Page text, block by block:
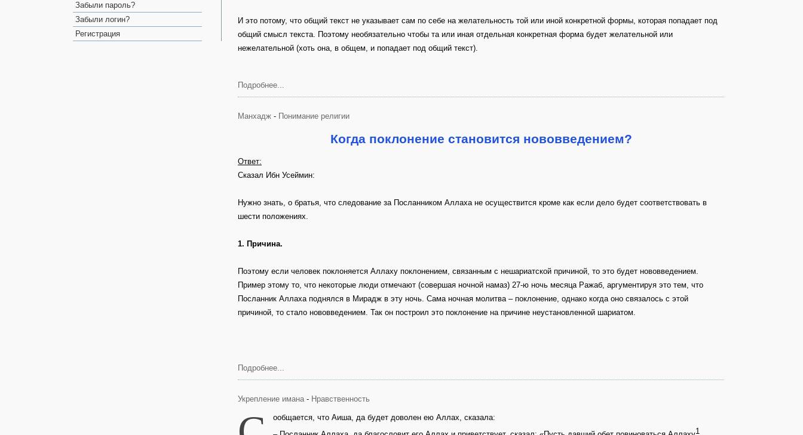
Забыли пароль?
Забыли логин?
Регистрация
И это потому, что общий текст не указывает сам по себе на желательность той или иной конкретной формы, которая попадает под
общий смысл текста. Поэтому необязательно чтобы та или иная отдельная конкретная форма будет желательной или
нежелательной (хоть она, в общем, и попадает под общий текст).
Подробнее...
Манхадж - Понимание религии
Когда поклонение становится нововведением?
Ответ:
Сказал Ибн Усеймин:
Нужно знать, о братья, что следование за Посланником Аллаха не осуществится кроме как если дело будет соответствовать в
шести положениях.
1. Причина.
Поэтому если человек поклоняется Аллаху поклонением, связанным с нешариатской причиной, то это будет нововведением.
Пример этому то, что некоторые люди отмечают (совершая ночной намаз) 27-ю ночь месяца Ражаб, аргументируя это тем, что
Посланник Аллаха поднялся в Мирадж в эту ночь. Сама ночная молитва – поклонение, однако когда оно связалось с этой
причиной, то стало нововведением. Так он построил это поклонение на причине неустановленной шариатом.
Подробнее...
Укрепление имана- Нравственность
ообщается, что Аиша, да будет доволен ею Аллах, сказала:
1